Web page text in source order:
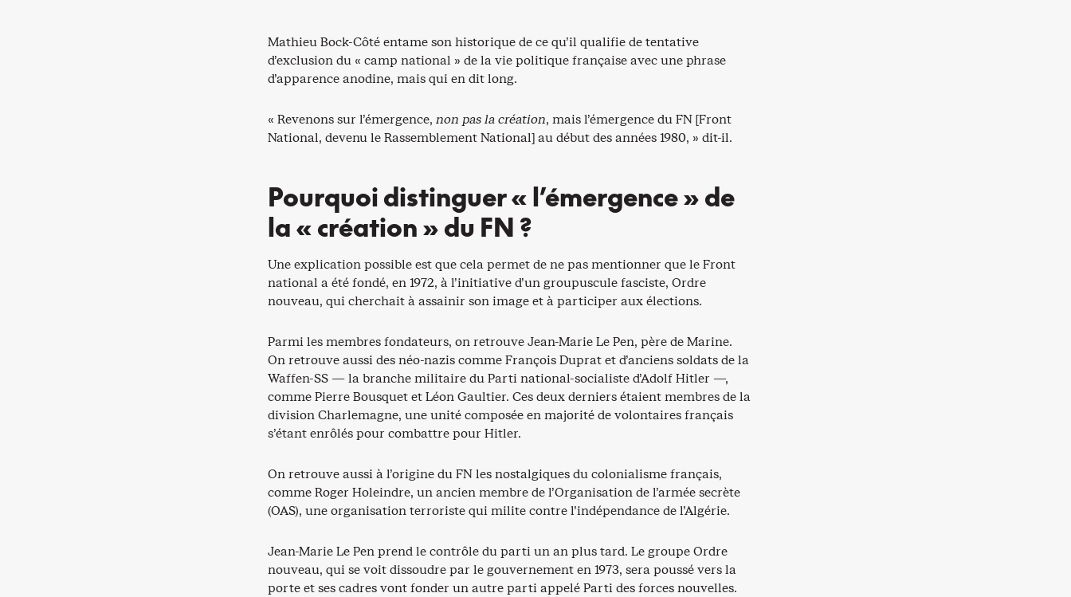
Mathieu Bock-Côté entame son historique de ce qu’il qualifie de tentative
d’exclusion du « camp national » de la vie politique française avec une phrase
d’apparence anodine, mais qui en dit long.
« Revenons sur l’émergence, non pas la création, mais l’émergence du FN [Front
National, devenu le Rassemblement National] au début des années 1980, » dit-il.
Pourquoi distinguer « l’émergence » de
la « création » du FN ?
Une explication possible est que cela permet de ne pas mentionner que le Front
national a été fondé, en 1972, à l’initiative d’un groupuscule fasciste, Ordre
nouveau, qui cherchait à assainir son image et à participer aux élections.
Parmi les membres fondateurs, on retrouve Jean-Marie Le Pen, père de Marine.
On retrouve aussi des néo-nazis comme François Duprat et d’anciens soldats de la
Waffen-SS — la branche militaire du Parti national-socialiste d’Adolf Hitler —,
comme Pierre Bousquet et Léon Gaultier. Ces deux derniers étaient membres de la
division Charlemagne, une unité composée en majorité de volontaires français
s’étant enrôlés pour combattre pour Hitler.
On retrouve aussi à l’origine du FN les nostalgiques du colonialisme français,
comme Roger Holeindre, un ancien membre de l’Organisation de l’armée secrète
(OAS), une organisation terroriste qui milite contre l’indépendance de l’Algérie.
Jean-Marie Le Pen prend le contrôle du parti un an plus tard. Le groupe Ordre
nouveau, qui se voit dissoudre par le gouvernement en 1973, sera poussé vers la
porte et ses cadres vont fonder un autre parti appelé Parti des forces nouvelles.